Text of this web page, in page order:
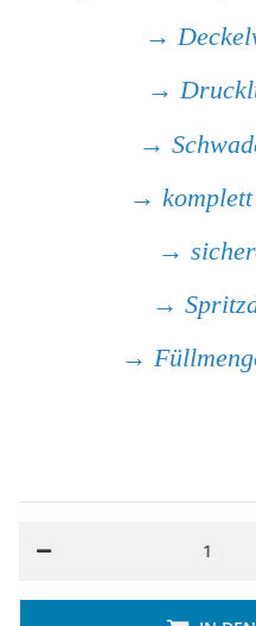
→
→
→
→ komplett
→
→
→